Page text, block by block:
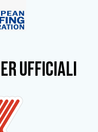
ufficiali